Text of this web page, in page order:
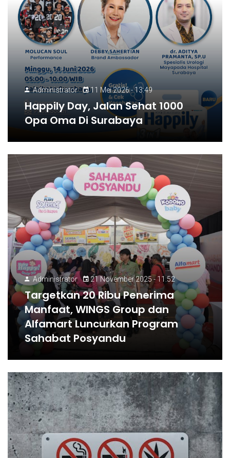
Administrator 11 Mei 2026 - 13:49
Happily Day, Jalan Sehat 1000
Opa Oma Di Surabaya
Administrator 21 November 2025 - 11:52
Targetkan 20 Ribu Penerima
Manfaat, WINGS Group dan
Alfamart Luncurkan Program
Sahabat Posyandu